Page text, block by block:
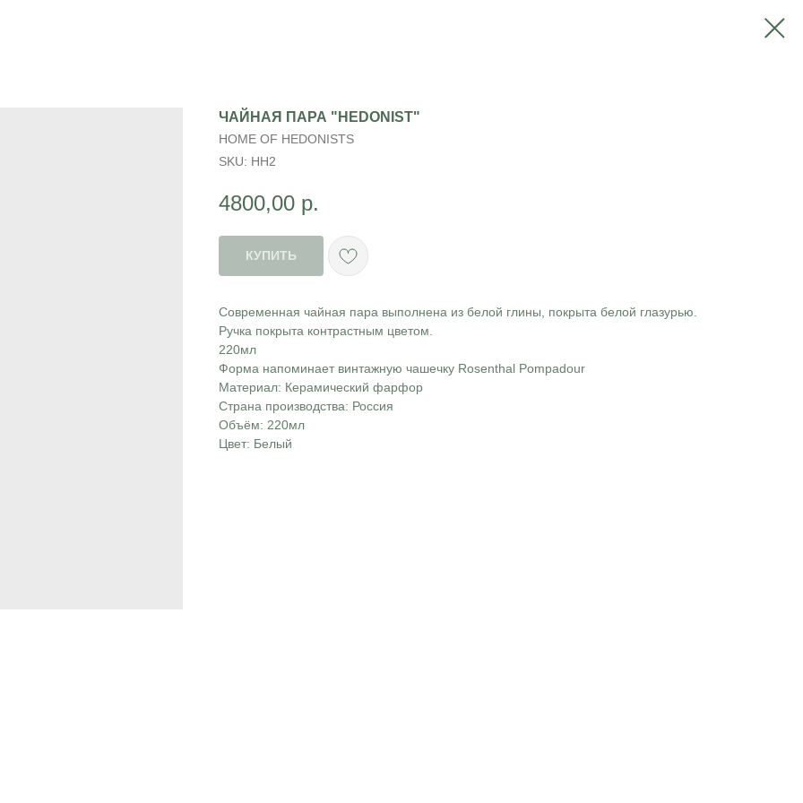
ЧАЙНАЯ ПАРА "HEDONIST"
HOME OF HEDONISTS
SKU: HH2
4800,00 р.
КУПИТЬ
Современная чайная пара выполнена из белой глины, покрыта белой глазурью.
Ручка покрыта контрастным цветом.
220мл
Форма напоминает винтажную чашечку Rosenthal Pompadour
Материал: Керамический фарфор
Страна производства: Россия
Объём: 220мл
Цвет: Белый